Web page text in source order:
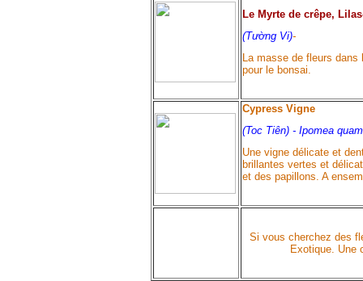
Le Myrte de crêpe,
(Tường Vi)-
La masse de fleurs
pour le bonsai.
Cypress Vigne
(Toc Tiên) - Ipomea
Une vigne délicate et
brillantes vertes et
et des papillons. A
Si vous cherchez des
Exotique. Une